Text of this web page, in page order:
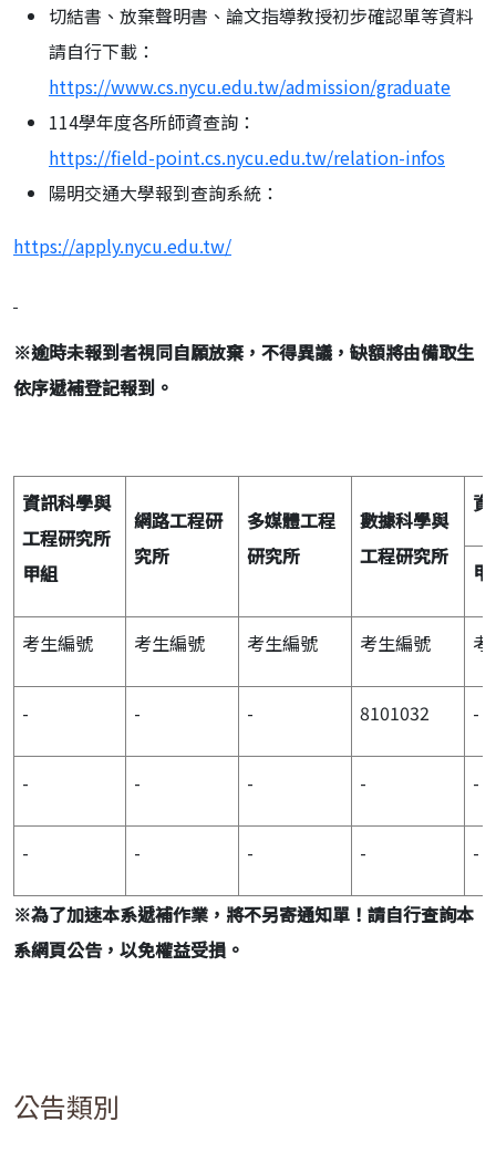
切結書、放棄聲明書、論文指導教授初步確認單等資料
請自行下載：
https://www.cs.nycu.edu.tw/admission/graduate
114學年度各所師資查詢：
https://field-point.cs.nycu.edu.tw/relation-infos
陽明交通大學報到查詢系統：
https://apply.nycu.edu.tw/
※逾時未報到者視同自願放棄，不得異議，缺額將由備取生
依序遞補登記報到。
資訊科學與
工程研究所
甲組
網路工程研
究所
多媒體工程
研究所
數據科學與
工程研究所
考生編號 考生編號 考生編號 考生編號 考
- - - 8101032 -
- - - - -
- - - - -
※為了加速本系遞補作業，將不另寄通知單！請自行查詢本
系網頁公告，以免權益受損。
公告類別